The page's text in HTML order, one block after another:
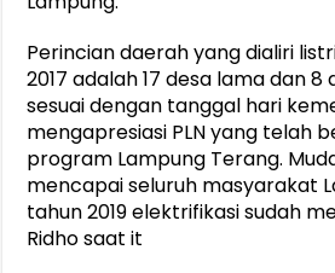
Perincian daerah yang dialiri
2017 adalah 17 desa lama dan 8
sesuai dengan tanggal hari
mengapresiasi PLN yang telah
program Lampung Terang.
mencapai seluruh masyarakat
tahun 2019 elektrifikasi sudah
Ridho saat it